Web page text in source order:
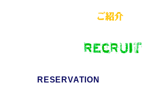
RESERVATION